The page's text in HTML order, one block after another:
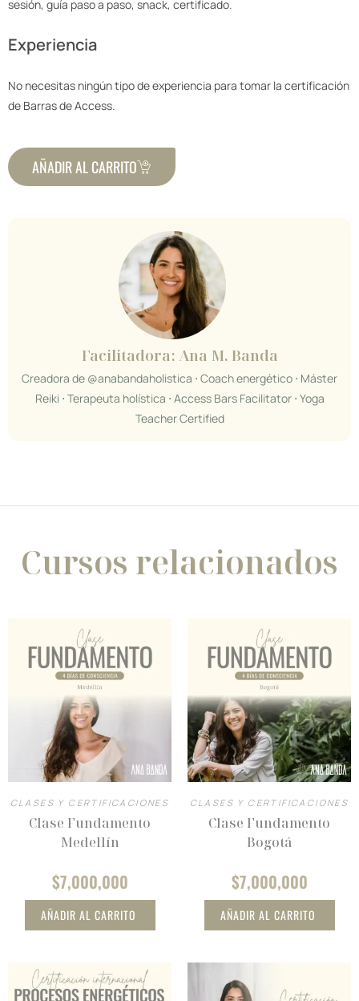
sesión, guía paso a paso, snack, certificado.
Experiencia
No necesitas ningún tipo de experiencia para tomar la certificación
de Barras de Access.
AÑADIR AL CARRITO
Facilitadora: Ana M. Banda
Creadora de @anabandaholistica ⋅ Coach energético ⋅ Máster
Reiki ⋅ Terapeuta holística ⋅ Access Bars Facilitator ⋅ Yoga
Teacher Certified
Cursos relacionados
CLASES Y CERTIFICACIONES
Clase Fundamento
Medellín
$7,000,000
AÑADIR AL CARRITO
CLASES Y CERTIFICACIONES
Clase Fundamento
Bogotá
$7,000,000
AÑADIR AL CARRITO